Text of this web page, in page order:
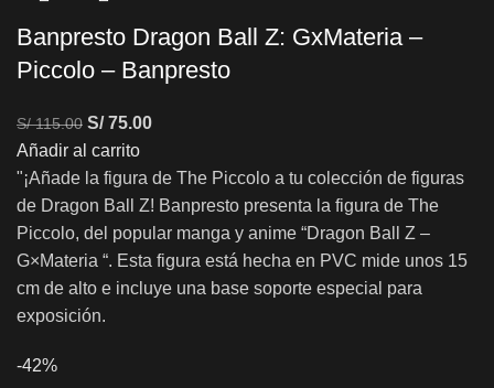
Banpresto Dragon Ball Z: GxMateria –
Piccolo – Banpresto
S/115.00 S/75.00
Añadir al carrito
"¡Añade la figura de The Piccolo a tu colección de figuras
de Dragon Ball Z! Banpresto presenta la figura de The
Piccolo, del popular manga y anime “Dragon Ball Z –
G×Materia “. Esta figura está hecha en PVC mide unos 15
cm de alto e incluye una base soporte especial para
exposición.
-42%